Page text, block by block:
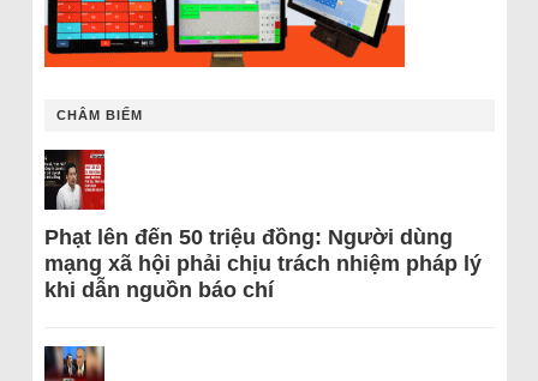
CHÂM BIẾM
Phạt lên đến 50 triệu đồng: Người dùng
mạng xã hội phải chịu trách nhiệm pháp lý
khi dẫn nguồn báo chí